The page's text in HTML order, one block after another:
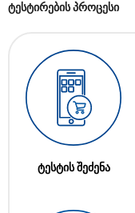
ტესტირების პროცესი
ტესტის შეძენა